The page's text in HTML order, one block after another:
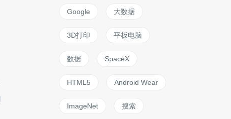
Google 大数据
3D打印 平板电脑
数据 SpaceX
HTML5 Android Wear
ImageNet 搜索